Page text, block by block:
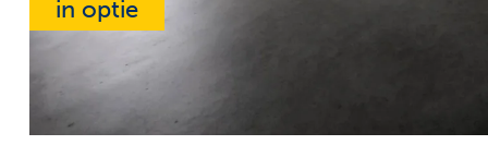
in optie